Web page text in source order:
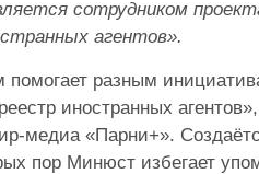
сотрудником
агентов».
помогает разным
иностранных
медиа «Парни+».
пор Минюст избегает